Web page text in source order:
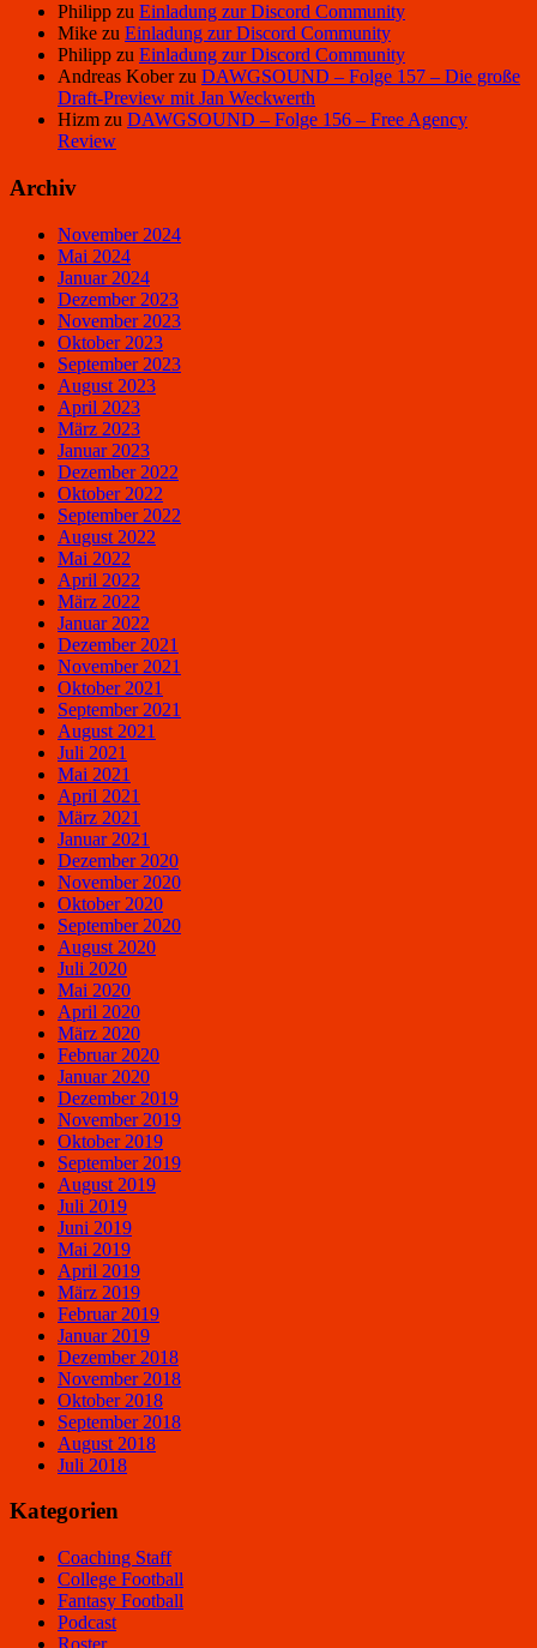
Philipp zu Einladung zur Discord Community
Mike zu Einladung zur Discord Community
Philipp zu Einladung zur Discord Community
Andreas Koberzu DAWGSOUND – Folge 157 – Die große
Draft-Preview mit Jan Weckwerth
Hizm zu DAWGSOUND – Folge 156 – Free Agency
Review
Archiv
November 2024
Mai 2024
Januar 2024
Dezember 2023
November 2023
Oktober 2023
September 2023
August 2023
April 2023
März 2023
Januar 2023
Dezember 2022
Oktober 2022
September 2022
August 2022
Mai 2022
April 2022
März 2022
Januar 2022
Dezember 2021
November 2021
Oktober 2021
September 2021
August 2021
Juli 2021
Mai 2021
April 2021
März 2021
Januar 2021
Dezember 2020
November 2020
Oktober 2020
September 2020
August 2020
Juli 2020
Mai 2020
April 2020
März 2020
Februar 2020
Januar 2020
Dezember 2019
November 2019
Oktober 2019
September 2019
August 2019
Juli 2019
Juni 2019
Mai 2019
April 2019
März 2019
Februar 2019
Januar 2019
Dezember 2018
November 2018
Oktober 2018
September 2018
August 2018
Juli 2018
Kategorien
Coaching Staff
College Football
Fantasy Football
Podcast
Roster